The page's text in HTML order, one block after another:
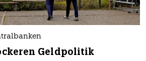
Geldpolitik